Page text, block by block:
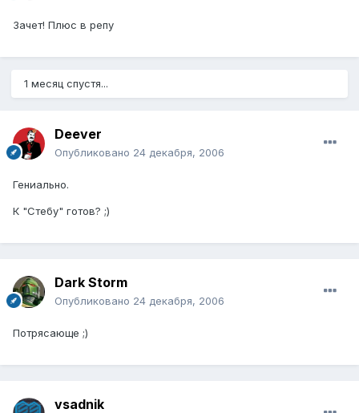
Зачет! Плюс в репу
1 месяц спустя...
Deever
Опубликовано 24 декабря, 2006
Гениально.
К "Стебу" готов? ;)
Dark Storm
Опубликовано 24 декабря, 2006
Потрясающе ;)
vsadnik